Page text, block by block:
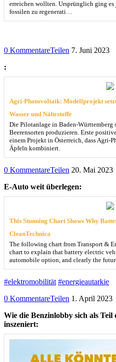
erreichen wollten. Ursprünglich ging
fossilen zu regenerati…
0 KommentareTeilen 7. Juni 2023
:
Agri-Photovoltaik: Modellprojekt
Wasser und Nährstoffe
Die Pilotanlage in Baden-Württemberg
Beerensorten produzieren. Erste
einem Projekt in Österreich, dass Agri-
Äpfeln kombiniert.
0 KommentareTeilen 20. Mai 2023
E-Auto weit überlegen:
This Stunning Chart Shows Why
CleanTechnica
The following chart from Transport &
chart to explain that battery electric
automobile option, and clearly the
#elektromobilität #energieautarkie
0 KommentareTeilen 1. April 2023
Wie die Benzinlobby sich als
inszeniert: